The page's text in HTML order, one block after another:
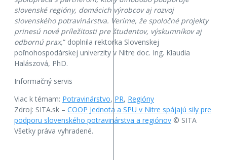
slovenské regióny, domácich výrobcov aj rozvoj
slovenského potravinárstva. Veríme, že spoločné projekty
prinesú nové príležitosti pre študentov, výskumníkov aj
odbornú prax,“ doplnila rektorka Slovenskej
poľnohospodárskej univerzity v Nitre doc. Ing. Klaudia
Halászová, PhD.
Informačný servis
Viac k témam: Potravinárstvo, PR, Regióny
Zdroj: SITA.sk – COOP Jednota a SPU v Nitre spájajú sily pre
podporu slovenského potravinárstva a regiónov © SITA
Všetky práva vyhradené.